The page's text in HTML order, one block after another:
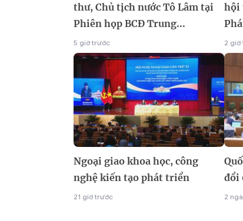
thư, Chủ tịch nước Tô Lâm tại
Phiên họp BCĐ Trung...
5 giờ trước
hội
2
Ngoại giao khoa học, công
nghệ kiến tạo phát triển
21 giờ trước
đổi
2